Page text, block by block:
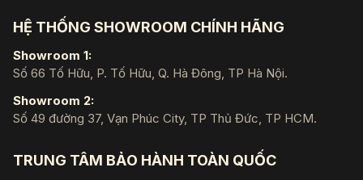
HỆ THỐNG SHOWROOM CHÍNH HÃNG
Showroom 1:
Số 66 Tố Hữu, P. Tố Hữu, Q. Hà Đông, TP Hà Nội.
Showroom 2:
Số 49 đường 37, Vạn Phúc City, TP Thủ Đức, TP HCM.
TRUNG TÂM BẢO HÀNH TOÀN QUỐC